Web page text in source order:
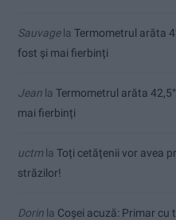
Sauvagela Termometrul arăta
fost și mai fierbinți
Jean la Termometrul arăta
mai fierbinți
uctmla Toți cetățenii vor avea
străzilor!
Dorin la Coșei acuză: Primar